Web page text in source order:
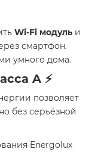
Wi-Fi модуль и
смартфон.
умного дома.
A ⚡
позволяет
без серьёзной
Energolux